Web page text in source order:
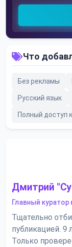
Что
Без рекламы
Русский язык
Полный доступ
Дмитрий
Главный куратор
Тщательно
публикацией.
Только